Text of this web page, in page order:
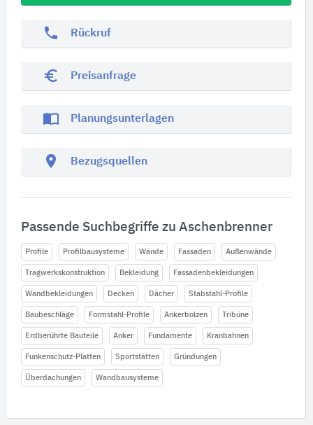
phone Rückruf
euro_symbol Preisanfrage
import_contacts Planungsunterlagen
location_on Bezugsquellen
Passende Suchbegriffe zu Aschenbrenner
Profile Profilbausysteme Wände Fassaden Außenwände
Tragwerkskonstruktion Bekleidung Fassadenbekleidungen
Wandbekleidungen Decken Dächer Stabstahl-Profile
Baubeschläge Formstahl-Profile Ankerbolzen Tribüne
Erdberührte Bauteile Anker Fundamente Kranbahnen
Funkenschutz-Platten Sportstätten Gründungen
Überdachungen Wandbausysteme